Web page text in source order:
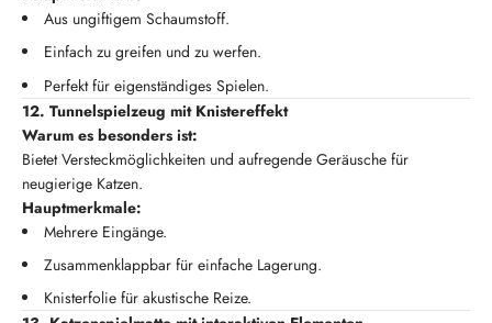
Aus ungiftigem Schaumstoff.
Einfach zu greifen und zu werfen.
Perfekt für eigenständiges Spielen.
12. Tunnelspielzeug mit Knistereffekt
Warum es besonders ist:
Bietet Versteckmöglichkeiten und aufregende Geräusche für
neugierige Katzen.
Hauptmerkmale:
Mehrere Eingänge.
Zusammenklappbar für einfache Lagerung.
Knisterfolie für akustische Reize.